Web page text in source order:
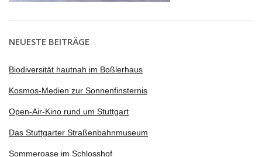
NEUESTE BEITRÄGE
Biodiversität hautnah im Boßlerhaus
Kosmos-Medien zur Sonnenfinsternis
Open-Air-Kino rund um Stuttgart
Das Stuttgarter Straßenbahnmuseum
Sommeroase im Schlosshof